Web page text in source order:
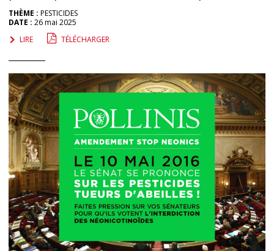
THÈME : PESTICIDES
DATE : 26 mai 2025
LIRE
TÉLÉCHARGER